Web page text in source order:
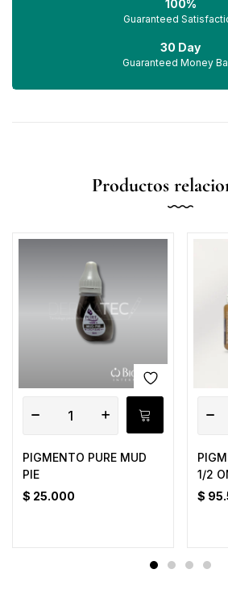
100%
Guaranteed
30 Day
Guaranteed Money
Productos
PIGMENTO PURE MUD
PIE
$ 25.000
1/2
$